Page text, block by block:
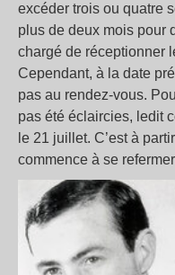
excéder trois ou quatre
plus de deux mois pour
chargé de réceptionner
Cependant, à la date
pas au rendez-vous.
pas été éclaircies, ledit
le 21 juillet. C’est à
commence à se